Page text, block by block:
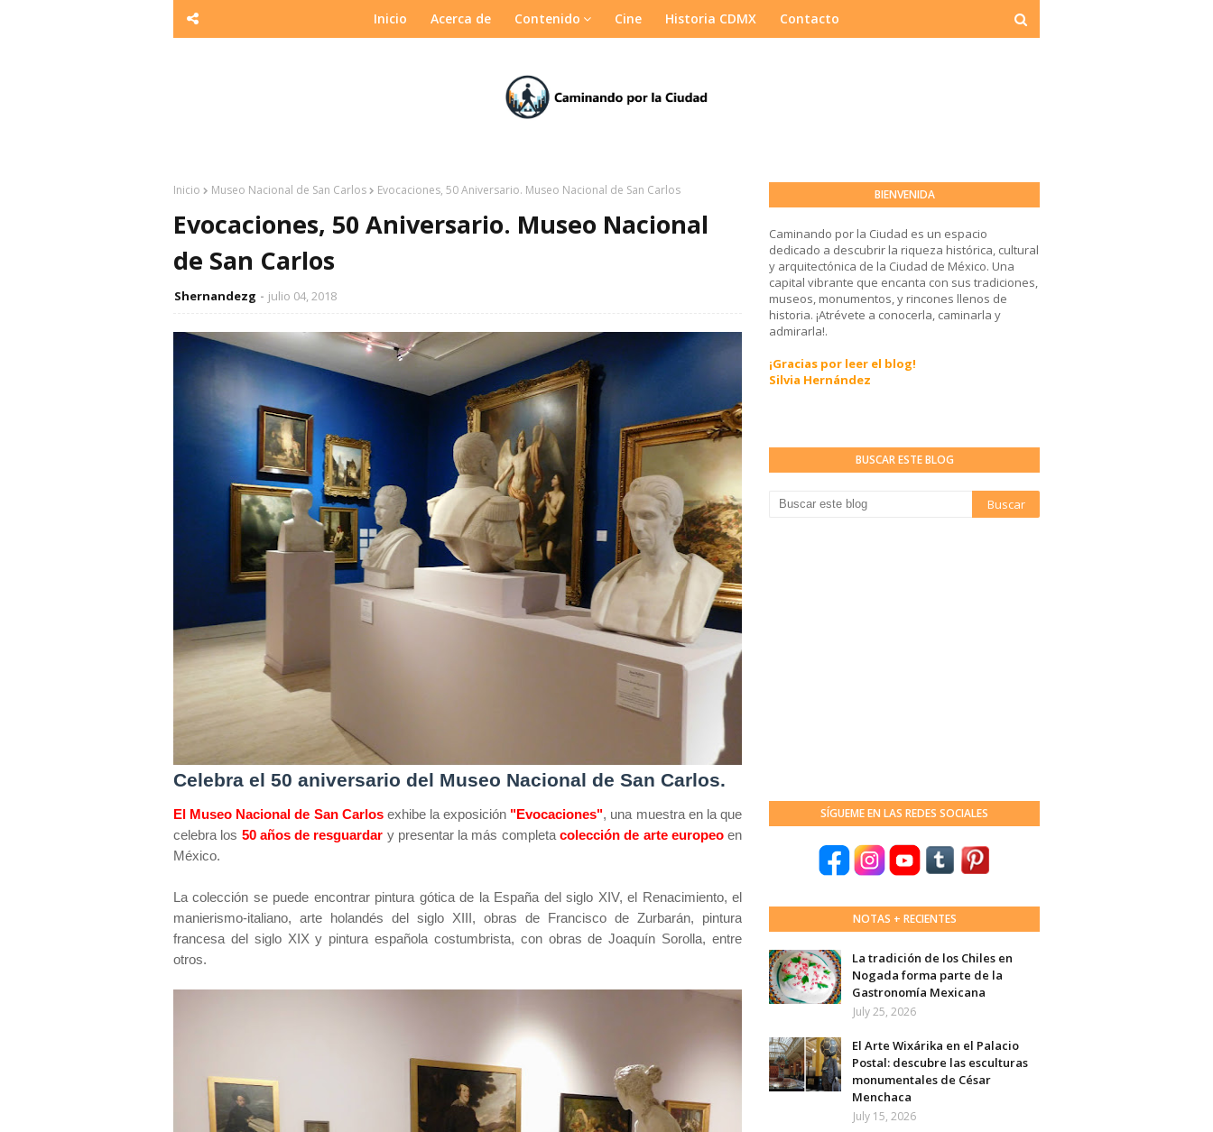
Inicio Acerca de Contenido Cine Historia CDMX Contacto
Inicio Museo Nacional de San Carlos Evocaciones, 50 Aniversario. Museo Nacional de San Carlos
Evocaciones, 50 Aniversario. Museo Nacional
de San Carlos
Shernandezg julio 04, 2018
Celebra el 50 aniversario del Museo Nacional de San Carlos.
El Museo Nacional de San Carlos exhibe la exposición "Evocaciones", una muestra en la que
celebra los 50 años de resguardar y presentar la más completa colección de arte europeoen
México.
La colección se puede encontrar pintura gótica de la España del siglo XIV, el Renacimiento, el
manierismo-italiano, arte holandés del siglo XIII, obras de Francisco de Zurbarán, pintura
francesa del siglo XIX y pintura española costumbrista, con obras de Joaquín Sorolla, entre
otros.
BIENVENIDA
Caminando por la Ciudad es un espacio
dedicado a descubrir la riqueza histórica, cultural
y arquitectónica de la Ciudad de México. Una
capital vibrante que encanta con sus tradiciones,
museos, monumentos, y rincones llenos de
historia. ¡Atrévete a conocerla, caminarla y
admirarla!.
¡Gracias por leer el blog!
Silvia Hernández
BUSCAR ESTE BLOG
SÍGUEME EN LAS REDES SOCIALES
NOTAS + RECIENTES
La tradición de los Chiles en
Nogada forma parte de la
Gastronomía Mexicana
July 25, 2026
El Arte Wixárika en el Palacio
Postal: descubre las esculturas
monumentales de César
Menchaca
July 15, 2026